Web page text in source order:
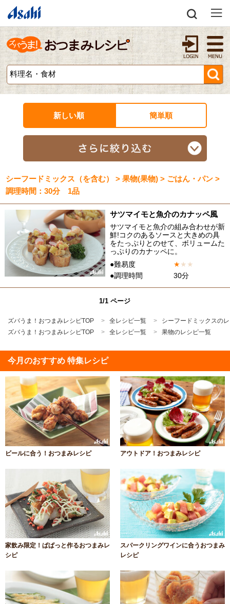
新しい順 簡単順
シーフードミックス（を含む） > 果物(果物) > ごはん・パン >
調理時間：30分 1品
サツマイモと魚介のカナッペ風
サツマイモと魚介の組み合わせが新
鮮!コクのあるソースと大きめの具
をたっぷりとのせて、ボリュームた
っぷりのカナッペに。
●難易度
★★ ★
●調理時間
30分
1/1 ページ
ズバうま！おつまみレシピTOP 全レシピ一覧
シーフードミックスの
ズバうま！おつまみレシピTOP
全レシピ一覧 果物のレシピ一覧
今月のおすすめ 特集レシピ
ビールに合う！おつまみレシピ アウトドア！おつまみレシピ
家飲み限定！ぱぱっと作るおつまみレ
シピ
スパークリングワインに合うおつまみ
レシピ